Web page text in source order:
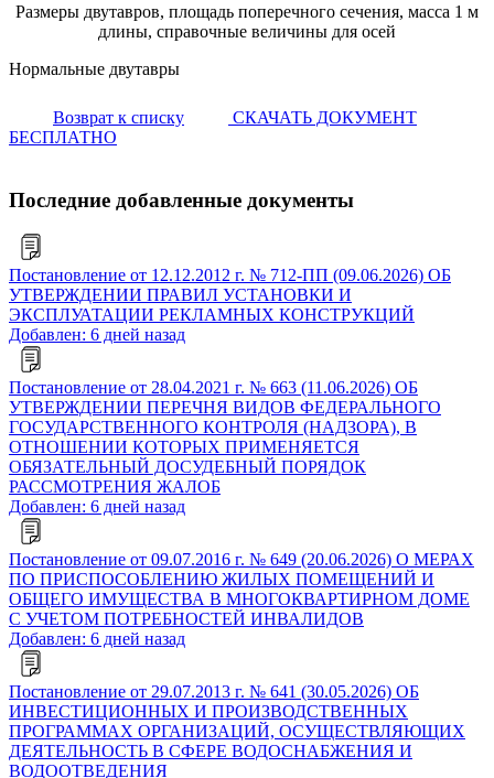
Размеры двутавров, площадь поперечного сечения, масса 1 м
длины, справочные величины для осей
Нормальные двутавры
Возврат к списку
СКАЧАТЬ ДОКУМЕНТ
БЕСПЛАТНО
Последние добавленные документы
Постановление от 12.12.2012 г. № 712-ПП (09.06.2026) ОБ
УТВЕРЖДЕНИИ ПРАВИЛ УСТАНОВКИ И
ЭКСПЛУАТАЦИИ РЕКЛАМНЫХ КОНСТРУКЦИЙ
Добавлен: 6 дней назад
Постановление от 28.04.2021 г. № 663 (11.06.2026) ОБ
УТВЕРЖДЕНИИ ПЕРЕЧНЯ ВИДОВ ФЕДЕРАЛЬНОГО
ГОСУДАРСТВЕННОГО КОНТРОЛЯ (НАДЗОРА), В
ОТНОШЕНИИ КОТОРЫХ ПРИМЕНЯЕТСЯ
ОБЯЗАТЕЛЬНЫЙ ДОСУДЕБНЫЙ ПОРЯДОК
РАССМОТРЕНИЯ ЖАЛОБ
Добавлен: 6 дней назад
Постановление от 09.07.2016 г. № 649 (20.06.2026) О МЕРАХ
ПО ПРИСПОСОБЛЕНИЮ ЖИЛЫХ ПОМЕЩЕНИЙ И
ОБЩЕГО ИМУЩЕСТВА В МНОГОКВАРТИРНОМ ДОМЕ
С УЧЕТОМ ПОТРЕБНОСТЕЙ ИНВАЛИДОВ
Добавлен: 6 дней назад
Постановление от 29.07.2013 г. № 641 (30.05.2026) ОБ
ИНВЕСТИЦИОННЫХ И ПРОИЗВОДСТВЕННЫХ
ПРОГРАММАХ ОРГАНИЗАЦИЙ, ОСУЩЕСТВЛЯЮЩИХ
ДЕЯТЕЛЬНОСТЬ В СФЕРЕ ВОДОСНАБЖЕНИЯ И
ВОДООТВЕДЕНИЯ